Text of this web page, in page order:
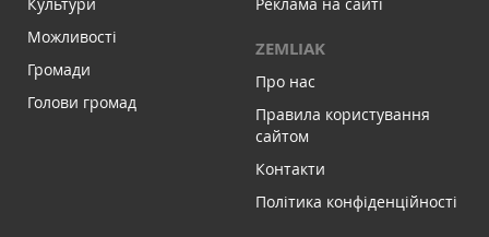
Культури
Можливості
Громади
Голови громад
Реклама на сайті
ZEMLIAK
Про нас
Правила користування
сайтом
Контакти
Політика конфіденційності